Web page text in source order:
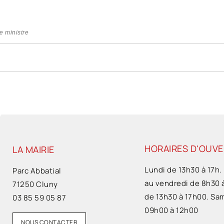
ministre
LA MAIRIE
Parc Abbatial
71250 Cluny
03 85 59 05 87
HORAIRES
Lundi de 13h30 à
au vendredi de 8h30
de 13h30 à 17h00.
09h00 à 12h00